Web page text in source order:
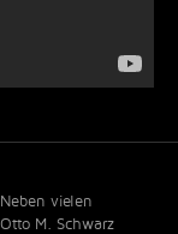
vielen
M. Schwarz